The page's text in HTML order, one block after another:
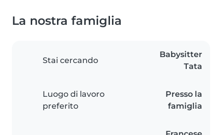
La nostra famiglia
Stai cercando
Babysitter
Tata
Luogo di lavoro
preferito
Presso la
famiglia